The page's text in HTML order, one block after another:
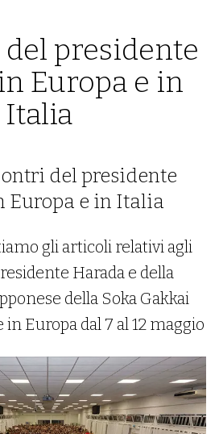
presidente
Europa e in
Italia
del presidente
Europa e in Italia
gli articoli relativi agli
Harada e della
della Soka Gakkai
Europa dal 7 al 12 maggio